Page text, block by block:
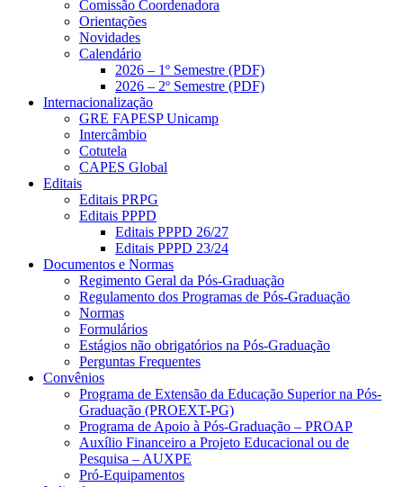
Comissão Coordenadora
Orientações
Novidades
Calendário
2026 – 1º Semestre (PDF)
2026 – 2º Semestre (PDF)
Internacionalização
GRE FAPESP Unicamp
Intercâmbio
Cotutela
CAPES Global
Editais
Editais PRPG
Editais PPPD
Editais PPPD 26/27
Editais PPPD 23/24
Documentos e Normas
Regimento Geral da Pós-Graduação
Regulamento dos Programas de Pós-Graduação
Normas
Formulários
Estágios não obrigatórios na Pós-Graduação
Perguntas Frequentes
Convênios
Programa de Extensão da Educação Superior na Pós-
Graduação (PROEXT-PG)
Programa de Apoio à Pós-Graduação – PROAP
Auxílio Financeiro a Projeto Educacional ou de
Pesquisa – AUXPE
Pró-Equipamentos